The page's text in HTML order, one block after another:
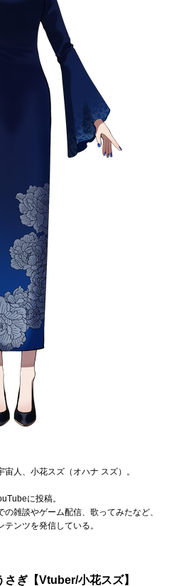
人、小花スズ（オハナ スズ）。
に投稿。
雑談やゲーム配信、歌ってみたなど、
ンツを発信している。
さぎ【Vtuber/小花スズ】